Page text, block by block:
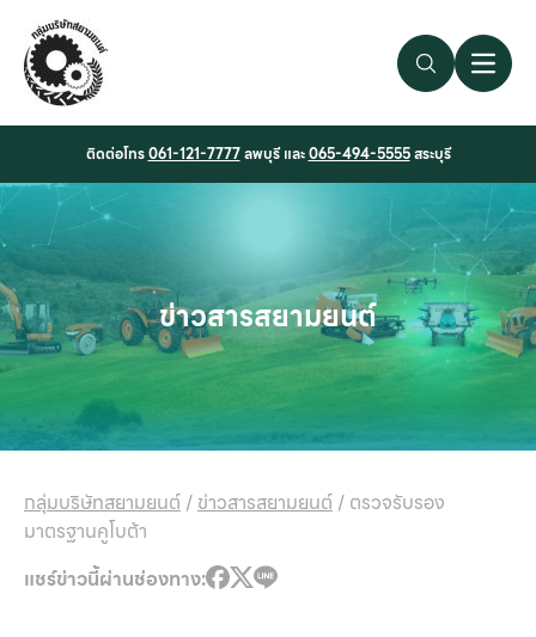
Search Link
Open
ติดต่อโทร061-121-7777ลพบุรี และ065-494-5555สระบุรี
ข่าวสารสยามยนต์
กลุ่มบริษัทสยามยนต์ /ข่าวสารสยามยนต์ / ตรวจรับรอง
มาตรฐานคูโบต้า
แชร์ข่าวนี้ผ่านช่องทาง: